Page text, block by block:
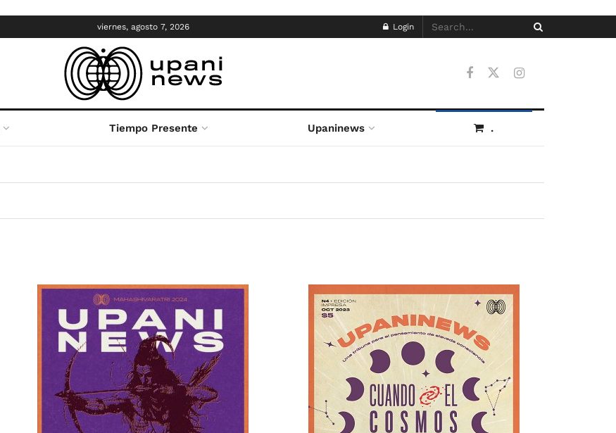
viernes, agosto 7, 2026 Login
Tiempo Presente Upaninews .